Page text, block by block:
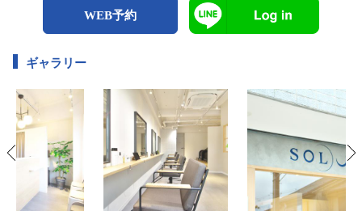
WEB予約
ギャラリー